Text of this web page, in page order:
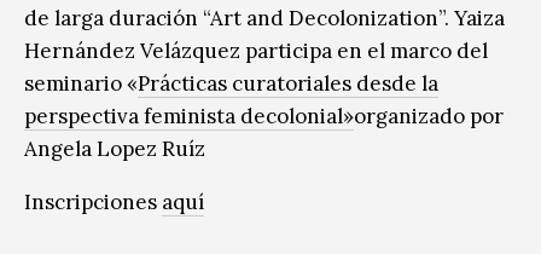
de larga duración “Art and Decolonization”. Yaiza
Hernández Velázquez participa en el marco del
seminario «Prácticas curatoriales desde la
perspectiva feminista decolonial»organizado por
Angela Lopez Ruíz
Inscripciones aquí